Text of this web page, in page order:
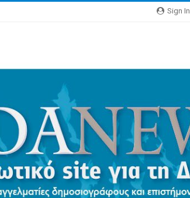
Sign In